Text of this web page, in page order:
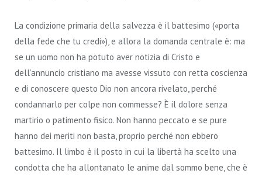
La condizione primaria della salvezza è il battesimo («porta
della fede che tu credi»), e allora la domanda centrale è: ma
se un uomo non ha potuto aver notizia di Cristo e
dell’annuncio cristiano ma avesse vissuto con retta coscienza
e di conoscere questo Dio non ancora rivelato, perché
condannarlo per colpe non commesse? È il dolore senza
martirio o patimento fisico. Non hanno peccato e se pure
hanno dei meriti non basta, proprio perché non ebbero
battesimo. Il limbo è il posto in cui la libertà ha scelto una
condotta che ha allontanato le anime dal sommo bene, che è